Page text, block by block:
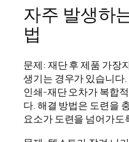
자주 발생하
법
문제: 재단 후 제품 가장
생기는 경우가 있습니다
인쇄-재단 오차가 복합
다. 해결 방법은 도련을
요소가 도련을 넘어가도